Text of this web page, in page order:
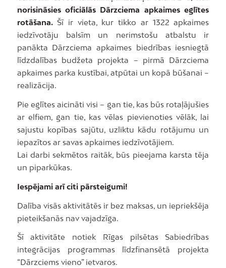
norisināsies oficiālās Dārzciema apkaimes eglītes
rotāšana.Šī ir vieta, kur tikko ar 1322 apkaimes
iedzīvotāju balsīm un nerimstošu atbalstu ir
panākta Dārzciema apkaimes biedrības iesniegtā
līdzdalības budžeta projekta – pirmā Dārzciema
apkaimes parka kustībai, atpūtai un kopā būšanai –
realizācija.
Pie eglītes aicināti visi – gan tie, kas būs rotaļājušies
ar elfiem, gan tie, kas vēlas pievienoties vēlāk, lai
sajustu kopības sajūtu, uzliktu kādu rotājumu un
iepazītos ar savas apkaimes iedzīvotājiem.
Lai darbi sekmētos raitāk, būs pieejama karsta tēja
un piparkūkas.
Iespējami arī citi pārsteigumi!
Dalība visās aktivitātēs ir bez maksas, un iepriekšēja
pieteikšanās nav vajadzīga.
Šī aktivitāte notiek Rīgas pilsētas Sabiedrības
integrācijas programmas līdzfinansētā projekta
“Dārzciems vieno” ietvaros.